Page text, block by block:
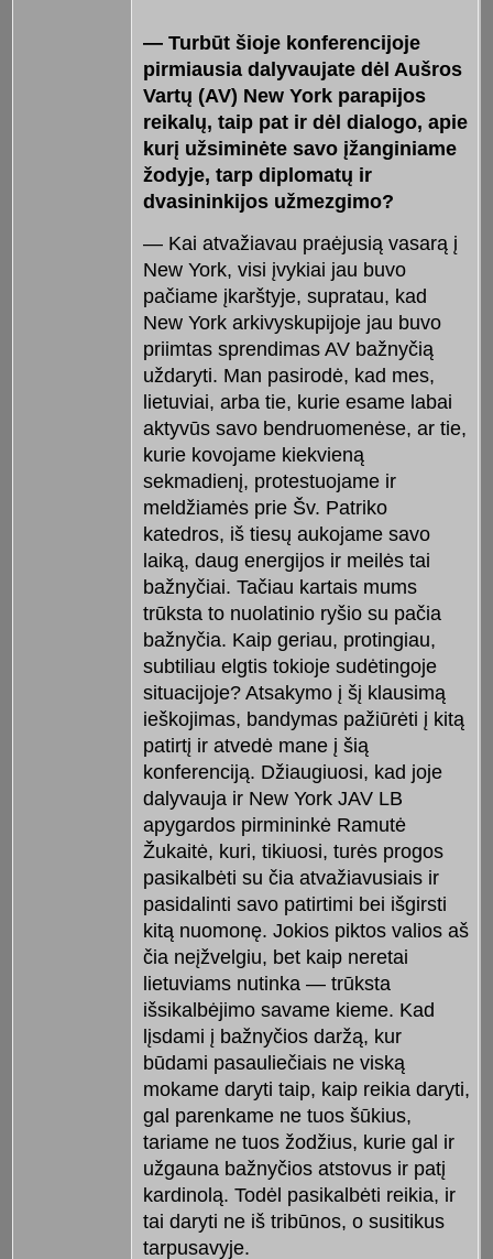
— Turbūt šioje konferencijoje
pirmiausia dalyvaujate dėl Aušros
Vartų (AV) New York parapijos
reikalų, taip pat ir dėl dialogo, apie
kurį užsiminėte savo įžanginiame
žodyje, tarp diplomatų ir
dvasininkijos užmezgimo?
— Kai atvažiavau praėjusią vasarą į
New York, visi įvykiai jau buvo
pačiame įkarštyje, supratau, kad
New York arkivyskupijoje jau buvo
priimtas sprendimas AV bažnyčią
uždaryti. Man pasirodė, kad mes,
lietuviai, arba tie, kurie esame labai
aktyvūs savo bendruomenėse, ar tie,
kurie kovojame kiekvieną
sekmadienį, protestuojame ir
meldžiamės prie Šv. Patriko
katedros, iš tiesų aukojame savo
laiką, daug energijos ir meilės tai
bažnyčiai. Tačiau kartais mums
trūksta to nuolatinio ryšio su pačia
bažnyčia. Kaip geriau, protingiau,
subtiliau elgtis tokioje sudėtingoje
situacijoje? Atsakymo į šį klausimą
ieškojimas, bandymas pažiūrėti į kitą
patirtį ir atvedė mane į šią
konferenciją. Džiaugiuosi, kad joje
dalyvauja ir New York JAV LB
apygardos pirmininkė Ramutė
Žukaitė, kuri, tikiuosi, turės progos
pasikalbėti su čia atvažiavusiais ir
pasidalinti savo patirtimi bei išgirsti
kitą nuomonę. Jokios piktos valios aš
čia neįžvelgiu, bet kaip neretai
lietuviams nutinka — trūksta
išsikalbėjimo savame kieme. Kad
lįsdami į bažnyčios daržą, kur
būdami pasauliečiais ne viską
mokame daryti taip, kaip reikia daryti,
gal parenkame ne tuos šūkius,
tariame ne tuos žodžius, kurie gal ir
užgauna bažnyčios atstovus ir patį
kardinolą. Todėl pasikalbėti reikia, ir
tai daryti ne iš tribūnos, o susitikus
tarpusavyje.